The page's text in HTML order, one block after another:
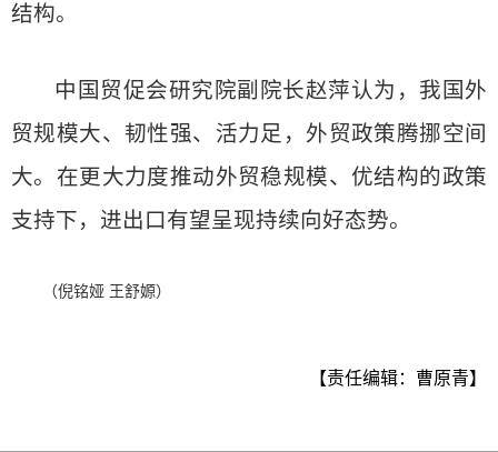
结构。
中国贸促会研究院副院长赵萍认为，我国外
贸规模大、韧性强、活力足，外贸政策腾挪空间
大。在更大力度推动外贸稳规模、优结构的政策
支持下，进出口有望呈现持续向好态势。
（倪铭娅 王舒嫄）
【责任编辑：曹原青】